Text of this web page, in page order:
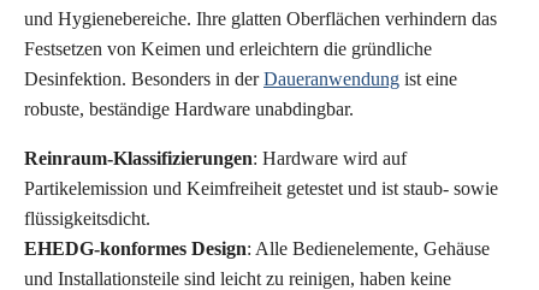
und Hygienebereiche. Ihre glatten Oberflächen verhindern das
Festsetzen von Keimen und erleichtern die gründliche
Desinfektion. Besonders in derDaueranwendung ist eine
robuste, beständige Hardware unabdingbar.
Reinraum-Klassifizierungen: Hardware wird auf
Partikelemission und Keimfreiheit getestet und ist staub- sowie
flüssigkeitsdicht.
EHEDG-konformes Design: Alle Bedienelemente, Gehäuse
und Installationsteile sind leicht zu reinigen, haben keine